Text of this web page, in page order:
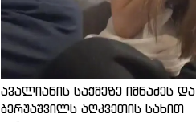
ავალიანის საქმეზე იმნაძეს და
ბერუაშვილს აღკვეთის სახით